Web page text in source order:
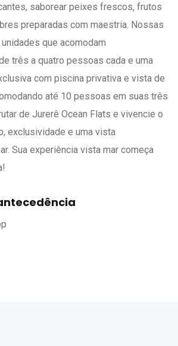
saborear peixes frescos, frutos
preparadas com maestria. Nossas
que acomodam
três a quatro pessoas cada e uma
com piscina privativa e vista de
até 10 pessoas em suas três
de Jurerê Ocean Flats e vivencie o
exclusividade e uma vista
Sua experiência vista mar começa